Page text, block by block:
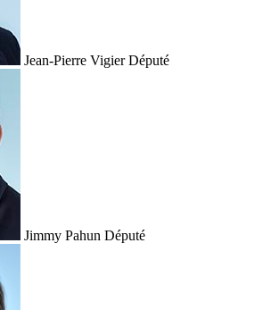
Jean-Pierre Vigier Député
Jimmy Pahun Député